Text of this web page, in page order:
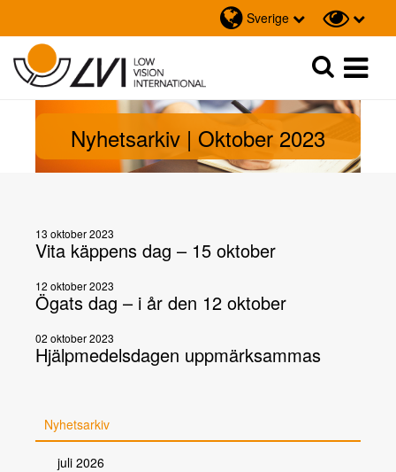
Sverige
Sök
Nyhetsarkiv | Oktober 2023
13 oktober 2023
Vita käppens dag – 15 oktober
12 oktober 2023
Ögats dag – i år den 12 oktober
02 oktober 2023
Hjälpmedelsdagen uppmärksammas
Nyhetsarkiv
juli 2026